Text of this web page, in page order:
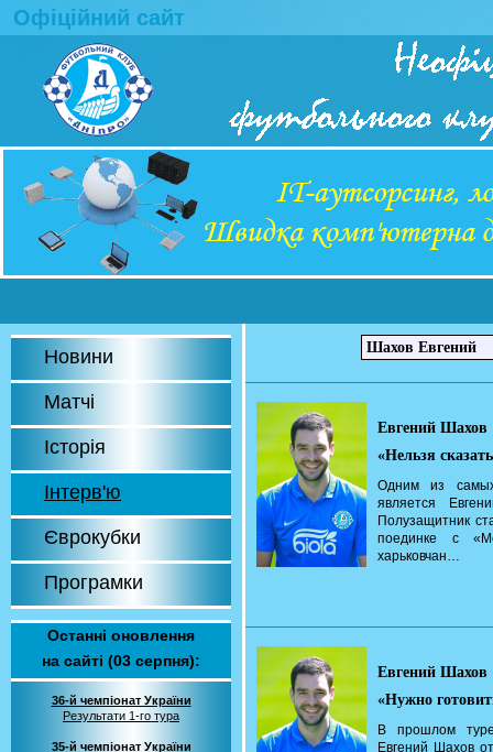
Офіційний сайт
Новини
Матчі
Історія
Інтерв'ю
Єврокубки
Програмки
Останні оновлення
на сайті (03 серпня):
36-й чемпіонат України
Результати 1-го тура
35-й чемпіонат України
Евгений Шахов
«Нельзя
Одним из
является
Полузащитник
поединке с
харьковчан…
Евгений Шахов
«Нужно
В прошлом
Евгений Шахов